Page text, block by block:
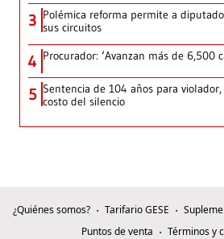
3 Polémica reforma permite a
sus circuitos
4 Procurador: ‘Avanzan más de 6,500
5 Sentencia de 104 años para
costo del silencio
¿Quiénes somos? Tarifario GESE
Puntos de venta
Términos y